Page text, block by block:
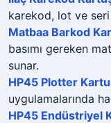
karekod, lot ve seri
Matbaa Barkod
basımı gereken
sunar.
HP45 Plotter
uygulamalarında
HP45 Endüstriyel